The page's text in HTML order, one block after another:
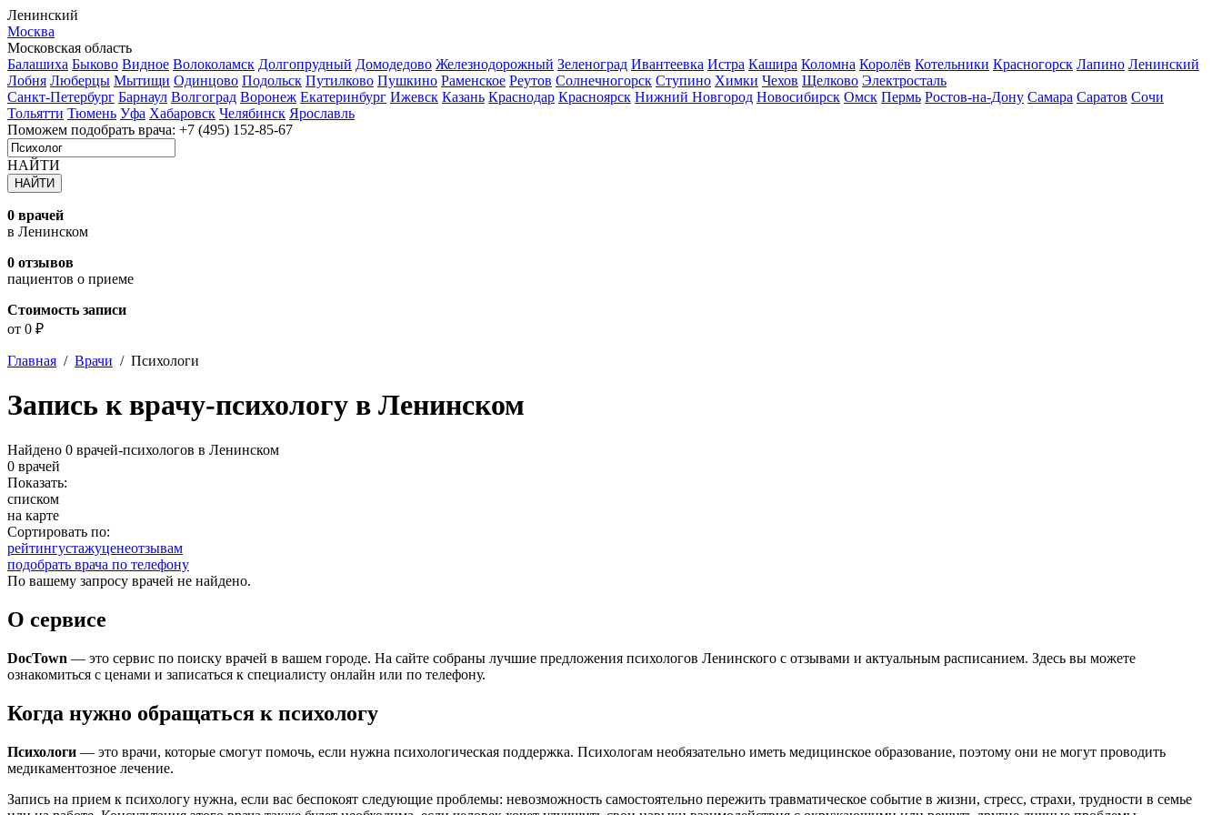
Ленинский
Москва
Московская область
Балашиха Быково Видное Волоколамск Долгопрудный Домодедово Железнодорожный Зеленоград Ивантеевка Истра Кашира Коломна Королёв Котельники Красногорск Лапино Ленинский
Лобня Люберцы Мытищи Одинцово Подольск Путилково Пушкино Раменское Реутов Солнечногорск Ступино Химки Чехов Щелково Электросталь
Санкт-Петербург Барнаул Волгоград Воронеж Екатеринбург Ижевск Казань Краснодар Красноярск Нижний Новгород Новосибирск Омск Пермь Ростов-на-Дону Самара Саратов Сочи
Тольятти Тюмень Уфа Хабаровск Челябинск Ярославль
Поможем подобрать врача: +7 (495) 152-85-67
НАЙТИ
0 врачей
в Ленинском
0 отзывов
пациентов о приеме
Стоимость записи
от 0 ₽
Главная / Врачи / Психологи
Запись к врачу-психологу в Ленинском
Найдено 0 врачей-психологов в Ленинском
0 врачей
Показать:
списком
на карте
Сортировать по:
рейтингустажуценеотзывам
подобрать врача по телефону
По вашему запросу врачей не найдено.
О сервисе
DocTown — это сервис по поиску врачей в вашем городе. На сайте собраны лучшие предложения психологов Ленинского с отзывами и актуальным расписанием. Здесь вы можете
ознакомиться с ценами и записаться к специалисту онлайн или по телефону.
Когда нужно обращаться к психологу
Психологи — это врачи, которые смогут помочь, если нужна психологическая поддержка. Психологам необязательно иметь медицинское образование, поэтому они не могут проводить
медикаментозное лечение.
Запись на прием к психологу нужна, если вас беспокоят следующие проблемы: невозможность самостоятельно пережить травматическое событие в жизни, стресс, страхи, трудности в семье